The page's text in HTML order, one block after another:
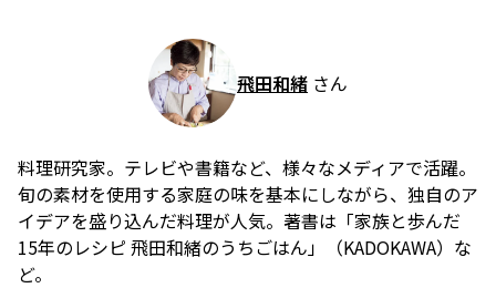
飛田和緒 さん
料理研究家。テレビや書籍など、様々なメディアで活躍。
旬の素材を使用する家庭の味を基本にしながら、独自のア
イデアを盛り込んだ料理が人気。著書は「家族と歩んだ
15年のレシピ 飛田和緒のうちごはん」（KADOKAWA）な
ど。